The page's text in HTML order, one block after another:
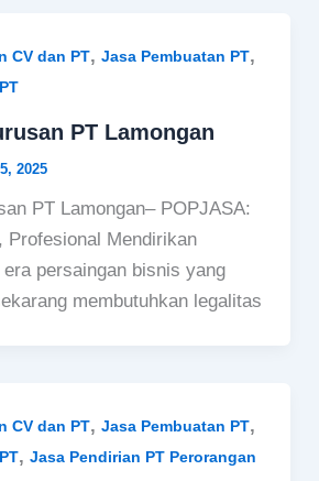
CV dan PT, Jasa Pembuatan PT,
PT Lamongan
2025
PT Lamongan– POPJASA:
Profesional Mendirikan
persaingan bisnis yang
membutuhkan legalitas
CV dan PT, Jasa Pembuatan PT,
, Jasa Pendirian PT Perorangan